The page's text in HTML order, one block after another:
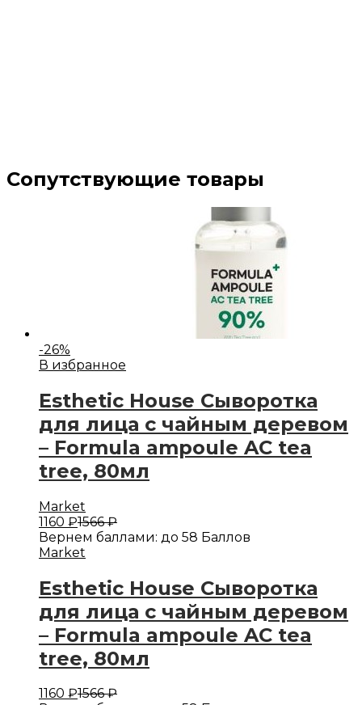
Сопутствующие товары
-26%
В избранное
Esthetic House Сыворотка
для лица с чайным деревом
– Formula ampoule AC tea
tree, 80мл
Market
1160 ₽1566₽
Вернем баллами: до 58 Баллов
Market
Esthetic House Сыворотка
для лица с чайным деревом
– Formula ampoule AC tea
tree, 80мл
1160 ₽1566₽